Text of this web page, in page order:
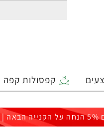
קפסולות קפה
|